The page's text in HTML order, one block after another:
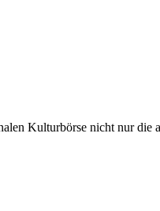
Kulturbörse nicht nur